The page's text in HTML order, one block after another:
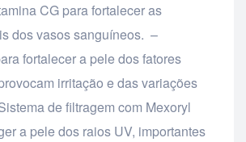
CG para fortalecer as
dos vasos sanguíneos. –
fortalecer a pele dos fatores
irritação e das variações
de filtragem com Mexoryl
a pele dos raios UV, importantes